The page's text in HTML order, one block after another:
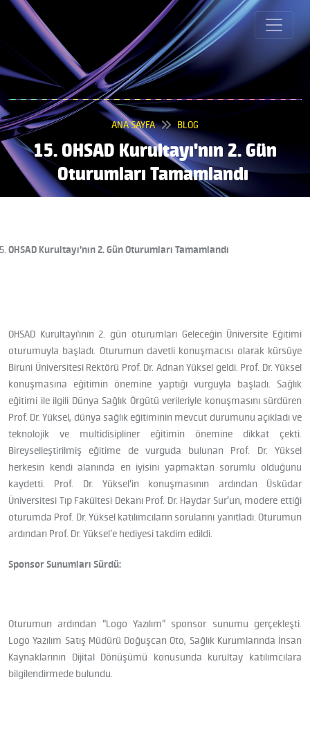
ANA SAYFA BLOG
15. OHSAD Kurultayı'nın 2. Gün
Oturumları Tamamlandı
OHSAD Kurultayı’nın 2. Gün Oturumları Tamamlandı
OHSAD Kurultayı'ının 2. gün oturumları Geleceğin Üniversite Eğitimi
oturumuyla başladı. Oturumun davetli konuşmacısı olarak kürsüye
Biruni Üniversitesi Rektörü Prof. Dr. Adnan Yüksel geldi. Prof. Dr. Yüksel
konuşmasına eğitimin önemine yaptığı vurguyla başladı. Sağlık
eğitimi ile ilgili Dünya Sağlık Örgütü verileriyle konuşmasını sürdüren
Prof. Dr. Yüksel, dünya sağlık eğitiminin mevcut durumunu açıkladı ve
teknolojik ve multidisipliner eğitimin önemine dikkat çekti.
Bireyselleştirilmiş eğitime de vurguda bulunan Prof. Dr. Yüksel
herkesin kendi alanında en iyisini yapmaktan sorumlu olduğunu
kaydetti. Prof. Dr. Yüksel’in konuşmasının ardından Üsküdar
Üniversitesi Tıp Fakültesi Dekanı Prof. Dr. Haydar Sur’un, modere ettiği
oturumda Prof. Dr. Yüksel katılımcıların sorularını yanıtladı. Oturumun
ardından Prof. Dr. Yüksel’e hediyesi takdim edildi.
Sponsor Sunumları Sürdü:
Oturumun ardından “Logo Yazılım” sponsor sunumu gerçekleşti.
Logo Yazılım Satış Müdürü Doğuşcan Oto, Sağlık Kurumlarında İnsan
Kaynaklarının Dijital Dönüşümü konusunda kurultay katılımcılara
bilgilendirmede bulundu.